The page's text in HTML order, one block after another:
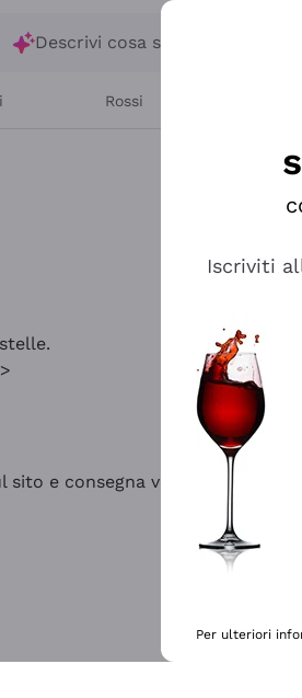
Descrivi cosa stai cercando
Rossi
e consegna velocissima
Iscriviti
Per ulteriori